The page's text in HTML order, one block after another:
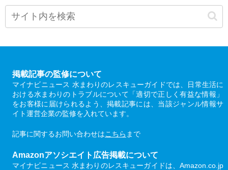
掲載記事の監修について
マイナビニュース 水まわりのレスキューガイドでは、日常生活に
おける水まわりのトラブルについて「適切で正しく有益な情報」
をお客様に届けられるよう、掲載記事には、当該ジャンル情報サ
イト運営企業の監修を入れています。
記事に関するお問い合わせはこちら まで
Amazonアソシエイト広告掲載について
マイナビニュース 水まわりのレスキューガイドは、Amazon.co.jp